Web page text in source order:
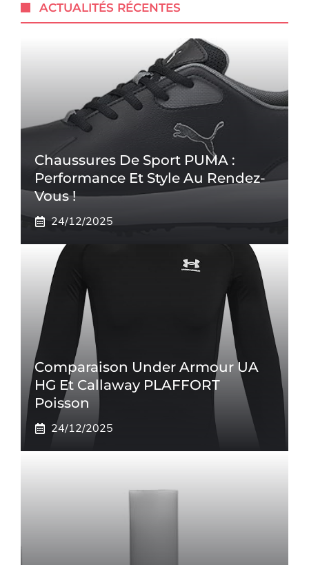
ACTUALITÉS RÉCENTES
Chaussures De Sport PUMA :
Performance Et Style Au Rendez-
Vous !
24/12/2025
Comparaison Under Armour UA
HG Et Callaway PLAFFORT
Poisson
24/12/2025